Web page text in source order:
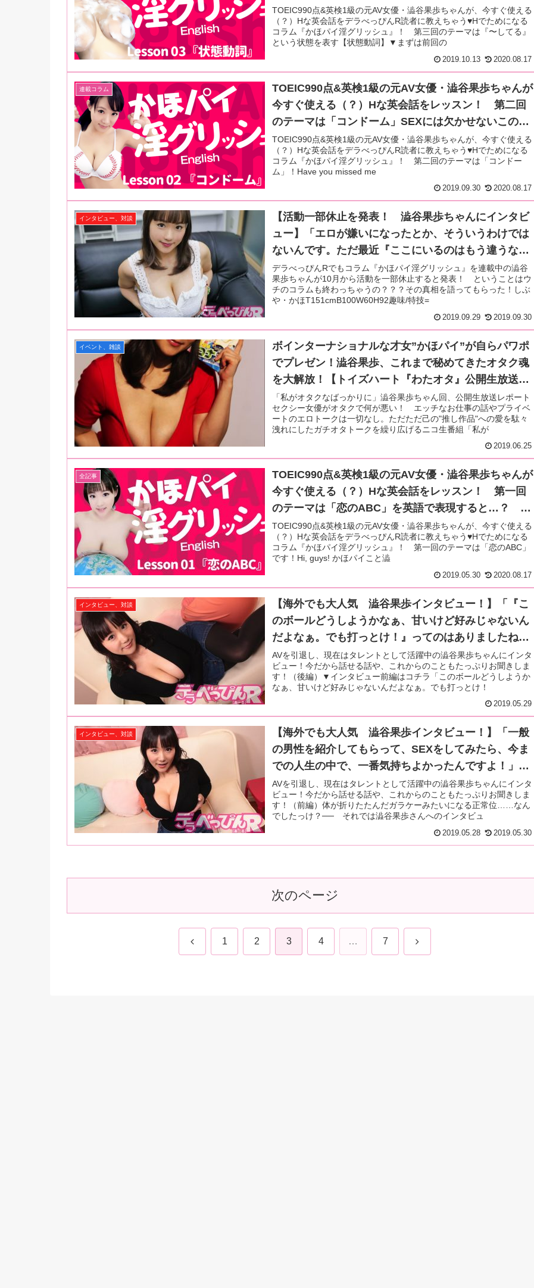
詞】！ loveもlovingにすると英語の口説き文句が増
えるかも…。もちろんかほパイの秘蔵写真も掲載！
TOEIC990点&英検1級の元AV女優・澁谷果歩ちゃんが、今すぐ使える
（？）Hな英会話をデラべっぴんR読者に教えちゃう♥Hでためになる
コラム『かほパイ淫グリッシュ』！ 第三回のテーマは『〜してる』
という状態を表す【状態動詞】▼まずは前回の
2019.10.13 2020.08.17
連載コラム
TOEIC990点&英検1級の元AV女優・澁谷果歩ちゃんが
今すぐ使える（？）Hな英会話をレッスン！ 第二回
のテーマは「コンドーム」SEXには欠かせないこのア
イテムに関しての色々な英語表現をご紹介！！ もち
ろんかほパイの秘蔵写真も掲載！
TOEIC990点&英検1級の元AV女優・澁谷果歩ちゃんが、今すぐ使える
（？）Hな英会話をデラべっぴんR読者に教えちゃう♥Hでためになる
コラム『かほパイ淫グリッシュ』！ 第二回のテーマは「コンドー
ム」！Have you missed me
2019.09.30 2020.08.17
インタビュー、対談
【活動一部休止を発表！ 澁谷果歩ちゃんにインタビ
ュー】「エロが嫌いになったとか、そういうわけでは
ないんです。ただ最近『ここにいるのはもう違うな
ー』って強く感じたんです。 そろそろちゃんと卒業し
たほうがいいなと」【SPプレゼントも！】
デラべっぴんRでもコラム『かほパイ淫グリッシュ』を連載中の澁谷
果歩ちゃんが10月から活動を一部休止すると発表！ ということはウ
チのコラムも終わっちゃうの？？？その真相を語ってもらった！しぶ
や・かほT151cmB100W60H92趣味/特技=
2019.09.29 2019.09.30
イベント、雑談
ボインターナショナルな才女”かほパイ”が自らパワポ
でプレゼン！澁谷果歩、これまで秘めてきたオタク魂
を大解放！【トイズハート『わたオタ』公開生放送レ
ポート！】
「私がオタクなばっかりに」澁谷果歩ちゃん回、公開生放送レポート
セクシー女優がオタクで何が悪い！ エッチなお仕事の話やプライベ
ートのエロトークは一切なし。ただただ己の"推し作品"への愛を駄々
洩れにしたガチオタトークを繰り広げるニコ生番組「私が
2019.06.25
全記事
TOEIC990点&英検1級の元AV女優・澁谷果歩ちゃんが
今すぐ使える（？）Hな英会話をレッスン！ 第一回
のテーマは「恋のABC」を英語で表現すると…？ か
ほパイの秘蔵写真も掲載しちゃいます！
TOEIC990点&英検1級の元AV女優・澁谷果歩ちゃんが、今すぐ使える
（？）Hな英会話をデラべっぴんR読者に教えちゃう♥Hでためになる
コラム『かほパイ淫グリッシュ』！ 第一回のテーマは「恋のABC」
です！Hi, guys! かほパイこと澁
2019.05.30 2020.08.17
インタビュー、対談
【海外でも大人気 澁谷果歩インタビュー！】「『こ
のボールどうしようかなぁ、甘いけど好みじゃないん
だよなぁ。でも打っとけ！』ってのはありましたね」
「普段では見れない自分の姿が見れるから、SEXが好
きというのはありますね」後編
AVを引退し、現在はタレントとして活躍中の澁谷果歩ちゃんにインタ
ビュー！今だから話せる話や、これからのこともたっぷりお聞きしま
す！（後編）▼インタビュー前編はコチラ「このボールどうしようか
なぁ、甘いけど好みじゃないんだよなぁ。でも打っとけ！
2019.05.29
インタビュー、対談
【海外でも大人気 澁谷果歩インタビュー！】「一般
の男性を紹介してもらって、SEXをしてみたら、今ま
での人生の中で、一番気持ちよかったんですよ！」
「50人の男優さんとSEXがしたいという目標があった
んです」前編
AVを引退し、現在はタレントとして活躍中の澁谷果歩ちゃんにインタ
ビュー！今だから話せる話や、これからのこともたっぷりお聞きしま
す！（前編）体が折りたたんだガラケーみたいになる正常位……なん
でしたっけ？── それでは澁谷果歩さんへのインタビュ
2019.05.28 2019.05.30
次のページ
前 1 2 3 4 … 7 次